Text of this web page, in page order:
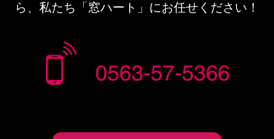
ら、私たち「窓ハート」にお任せください！